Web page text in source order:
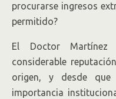
procurarse ingresos
permitido?
El Doctor
considerable
origen, y desde
importancia